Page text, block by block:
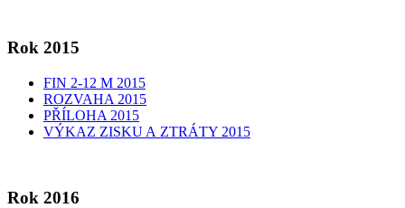
Rok 2015
FIN 2-12 M 2015
ROZVAHA 2015
PŘÍLOHA 2015
VÝKAZ ZISKU A ZTRÁTY 2015
Rok 2016